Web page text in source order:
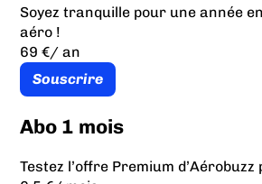
Soyez tranquille pour une année
aéro !
69 €/ an
Souscrire
Abo 1 mois
Testez l’offre Premium